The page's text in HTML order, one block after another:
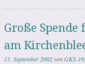
Große
am
11. September 2002vonGKS-